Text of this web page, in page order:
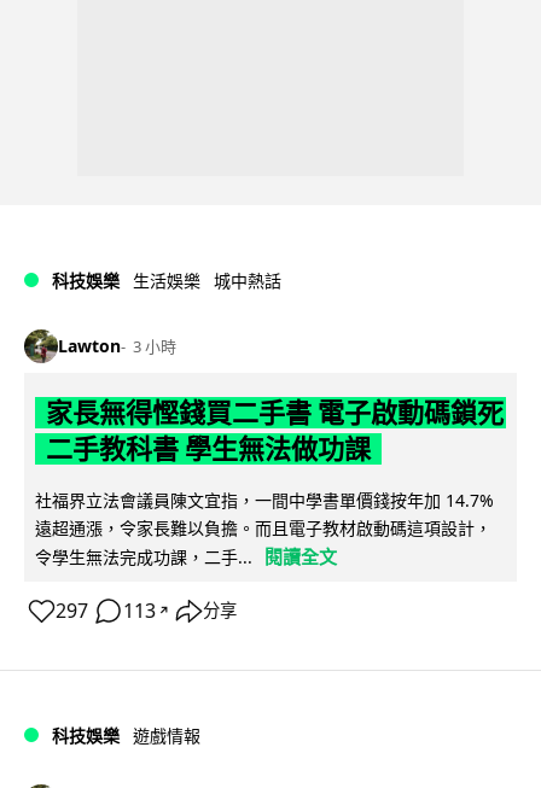
科技娛樂 生活娛樂 城中熱話
Lawton 3 小時
家長無得慳錢買二手書 電子啟動碼鎖死
二手教科書 學生無法做功課
社福界立法會議員陳文宜指，一間中學書單價錢按年加 14.7%
遠超通漲，令家長難以負擔。而且電子教材啟動碼這項設計，
令學生無法完成功課，二手...
閱讀全文
297 113 ↗ 分享
科技娛樂 遊戲情報